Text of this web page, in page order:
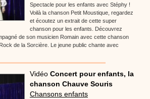
Spectacle pour les enfants avec Stéphy !
Voilà la chanson Petit Moustique, regardez
et écoutez un extrait de cette super
chanson pour les enfants. Découvrez
de son musicien Romain avec cette chanson
de la Sorcière. Le jeune public chante avec
Vidéo Concert pour enfants, la
chanson Chauve Souris
Chansons enfants